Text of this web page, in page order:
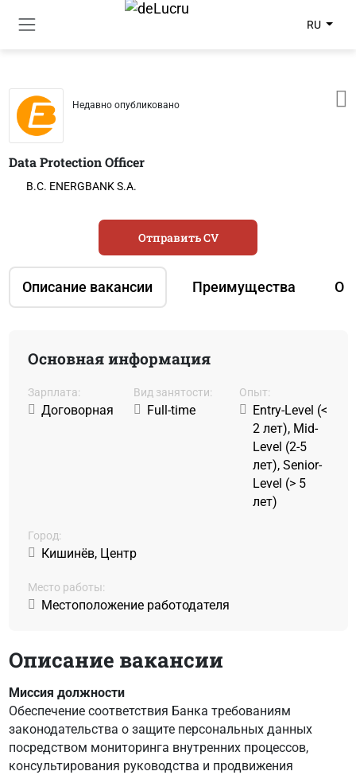
RU
Недавно опубликовано
Data Protection Officer
B.C. ENERGBANK S.A.
Описание вакансии Преимущества О
Отправить CV
Основная информация
Зарплата:
Договорная
Вид занятости:
Full-time
Oпыт:
Entry-Level (<
2 лет), Mid-
Level (2-5
лет), Senior-
Level (> 5
лет)
Город:
Кишинёв, Центр
Место работы:
Местоположение работодателя
Описание вакансии
Миссия должности
Обеспечение соответствия Банка требованиям
законодательства о защите персональных данных
посредством мониторинга внутренних процессов,
консультирования руководства и продвижения